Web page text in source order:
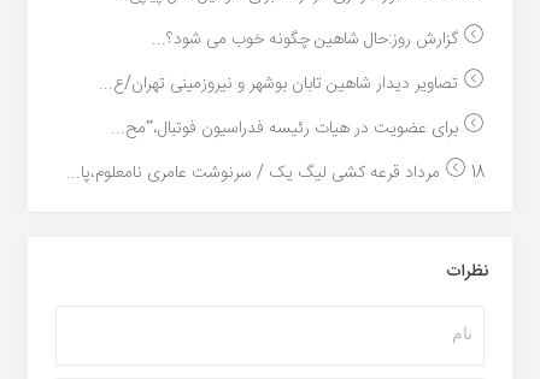
گزارش روز:حال شاهین چگونه خوب می شود؟...
تصاویر دیدار شاهین تابان بوشهر و نیروزمینی تهران/ع...
برای عضویت در هیات رئیسه فدراسیون فوتبال،”مح...
18 مرداد قرعه کشی لیگ یک / سرنوشت عامری نامعلوم،پا...
نظرات